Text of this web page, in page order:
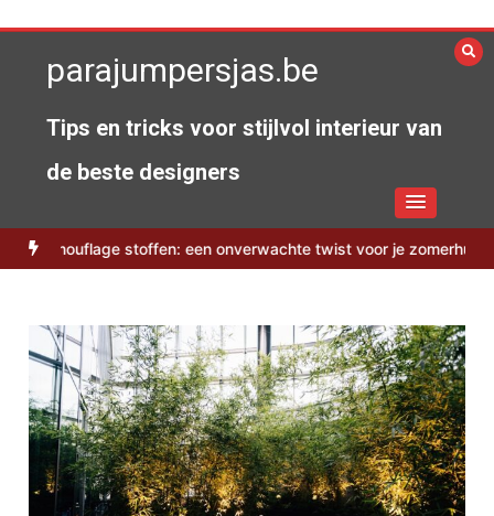
naar
inhoud
parajumpersjas.be
Tips en tricks voor stijlvol interieur van
de beste designers
stoffen: een onverwachte twist voor je zomerhuis